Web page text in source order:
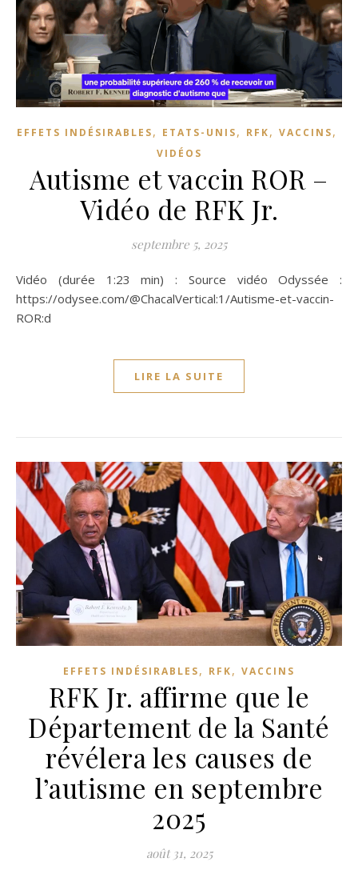
EFFETS INDÉSIRABLES, ETATS-UNIS, RFK, VACCINS,
VIDÉOS
Autisme et vaccin ROR –
Vidéo de RFK Jr.
septembre 5, 2025
Vidéo (durée 1:23 min) : Source vidéo Odyssée :
https://odysee.com/@ChacalVertical:1/Autisme-et-vaccin-
ROR:d
LIRE LA SUITE
EFFETS INDÉSIRABLES, RFK, VACCINS
RFK Jr. affirme que le
Département de la Santé
révélera les causes de
l’autisme en septembre
2025
août 31, 2025